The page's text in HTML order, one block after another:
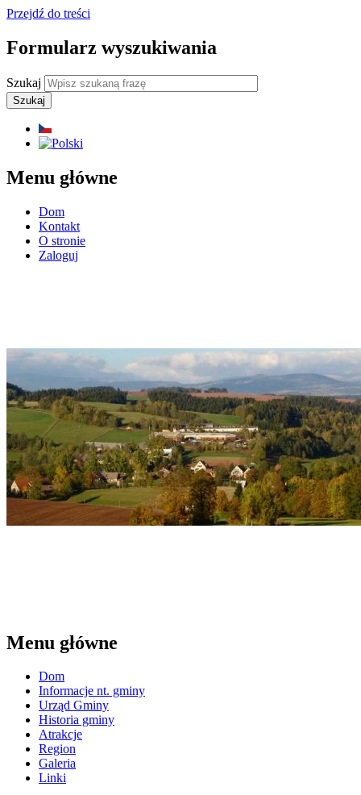
Przejdź do treści
Formularz wyszukiwania
Szukaj
Menu główne
Dom
Kontakt
O stronie
Zaloguj
Menu główne
Dom
Informacje nt. gminy
Urząd Gminy
Historia gminy
Atrakcje
Region
Galeria
Linki